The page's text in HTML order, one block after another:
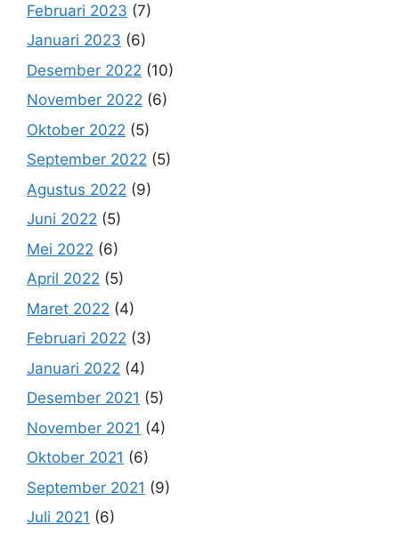
Februari 2023 (7)
Januari 2023 (6)
Desember 2022 (10)
November 2022 (6)
Oktober 2022 (5)
September 2022 (5)
Agustus 2022 (9)
Juni 2022 (5)
Mei 2022 (6)
April 2022 (5)
Maret 2022 (4)
Februari 2022 (3)
Januari 2022 (4)
Desember 2021 (5)
November 2021 (4)
Oktober 2021 (6)
September 2021 (9)
Juli 2021 (6)